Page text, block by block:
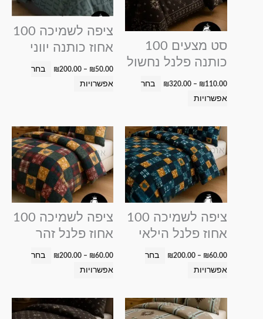
סט מצעים 100
כותנה פלנל נחשול
₪110.00
–
₪320.00
בחר
אפשרויות
סוגים.
ניתן
את
האפשרויות
ציפה לשמיכה 100
אחוז כותנה יווני
₪50.00
–
₪200.00
בחר
אפשרויות
לבחור
את
ציפה לשמיכה 100
אחוז פלנל הילאי
₪60.00
–
₪200.00
טווח
מחירים:
⁦₪60.00⁩
עד
בחר
אפשרויות
למוצר
זה
יש
מספר
סוגים.
לבחור
את
ציפה לשמיכה 100
אחוז פלנל זהר
₪60.00
–
₪200.00
טווח
מחירים:
⁦₪60.00⁩
עד
⁦₪200.00⁩
בחר
אפשרויות
למוצר
זה
יש
מספר
סוגים.
לבחור
את
טווח
מחירים:
למוצר
מחירים:
למוצר